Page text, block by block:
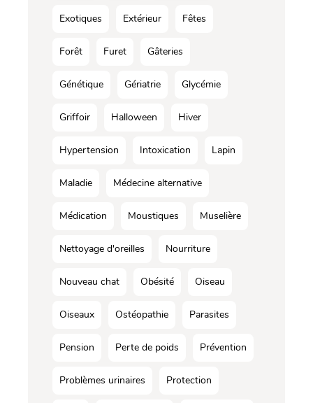
Exotiques Extérieur Fêtes
Forêt Furet Gâteries
Génétique Gériatrie Glycémie
Griffoir Halloween Hiver
Hypertension Intoxication Lapin
Maladie Médecine alternative
Médication Moustiques Muselière
Nettoyage d'oreilles Nourriture
Nouveau chat Obésité Oiseau
Oiseaux Ostéopathie Parasites
Pension Perte de poids Prévention
Problèmes urinaires Protection